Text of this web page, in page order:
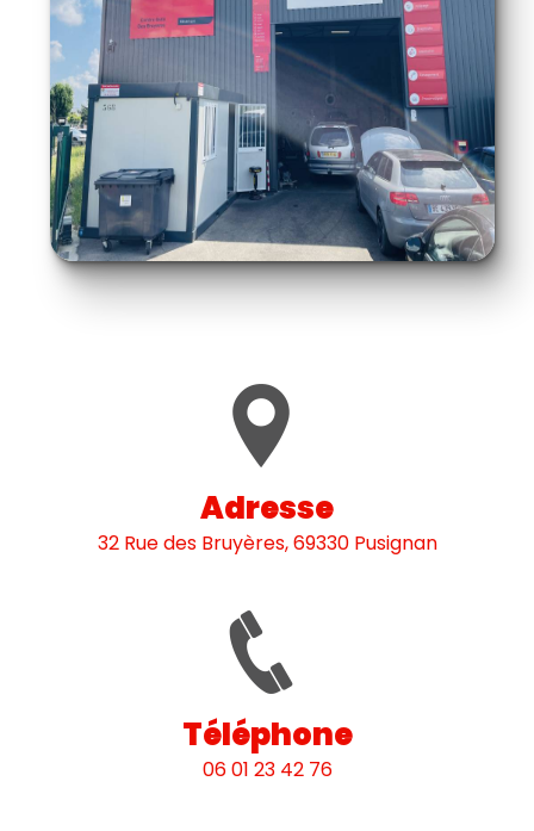
Adresse
32 Rue des Bruyères, 69330 Pusignan
Téléphone
06 01 23 42 76